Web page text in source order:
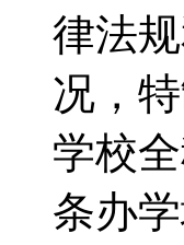
律法
况，
学校
条办